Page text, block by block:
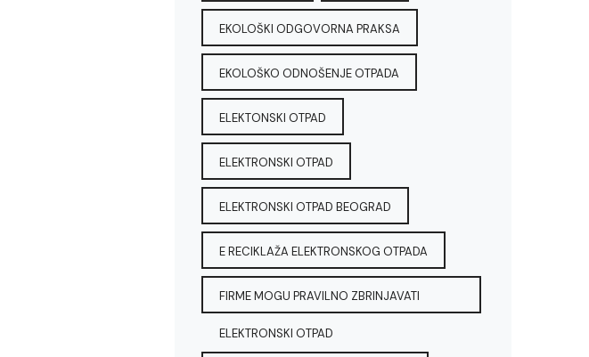
EKOLOŠKI ODGOVORNA PRAKSA
EKOLOŠKO ODNOŠENJE OTPADA
ELEKTONSKI OTPAD
ELEKTRONSKI OTPAD
ELEKTRONSKI OTPAD BEOGRAD
E RECIKLAŽA ELEKTRONSKOG OTPADA
FIRME MOGU PRAVILNO ZBRINJAVATI
ELEKTRONSKI OTPAD